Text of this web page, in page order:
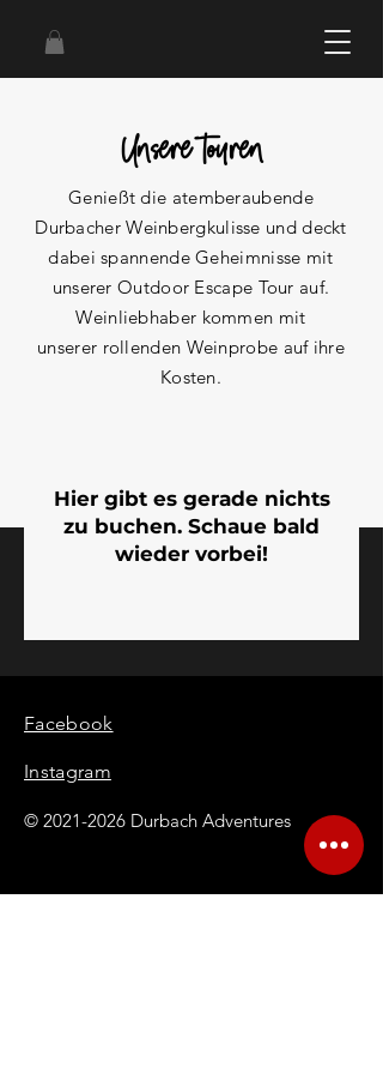
Unsere Touren
Genießt die atemberaubende
Durbacher Weinbergkulisse und deckt
dabei spannende Geheimnisse mit
unsererOutdoor Escape Tour auf.
Weinliebhaber kommen mit
unserer rollenden Weinprobe auf ihre
Kosten.
Hier gibt es gerade nichts
zu buchen. Schaue bald
wieder vorbei!
Facebook
Instagram
© 2021-2026 Durbach Adventures